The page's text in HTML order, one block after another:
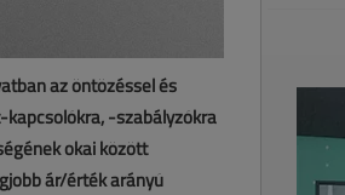
az öntözéssel és
-szabályzókra
okai között
ár/érték arányú